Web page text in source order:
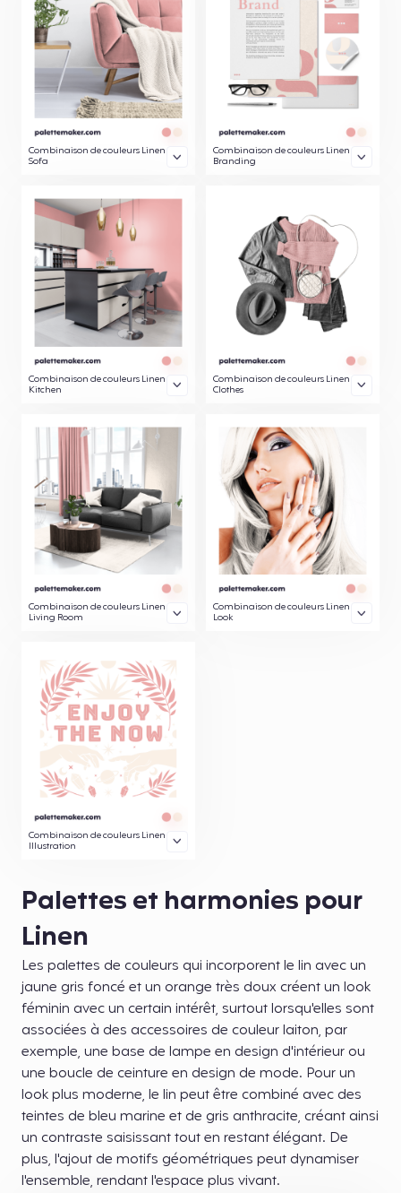
Combinaison de couleurs Linen
Sofa
Combinaison de couleurs Linen
Branding
Combinaison de couleurs Linen
Kitchen
Combinaison de couleurs Linen
Clothes
Combinaison de couleurs Linen
Living Room
Combinaison de couleurs Linen
Look
Combinaison de couleurs Linen
Illustration
Palettes et harmonies pour
Linen
Les palettes de couleurs qui incorporent le lin avec un
jaune gris foncé et un orange très doux créent un look
féminin avec un certain intérêt, surtout lorsqu'elles sont
associées à des accessoires de couleur laiton, par
exemple, une base de lampe en design d'intérieur ou
une boucle de ceinture en design de mode. Pour un
look plus moderne, le lin peut être combiné avec des
teintes de bleu marine et de gris anthracite, créant ainsi
un contraste saisissant tout en restant élégant. De
plus, l'ajout de motifs géométriques peut dynamiser
l'ensemble, rendant l'espace plus vivant.